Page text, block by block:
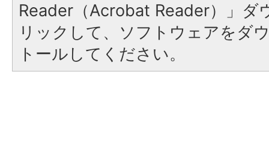
Reader（Acrobat Reader）」ダ
リックして、ソフトウェアをダ
トールしてください。